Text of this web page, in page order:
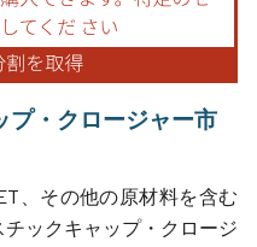
プ・クロージャー市
、その他の原材料を含む
ックキャップ・クロージ